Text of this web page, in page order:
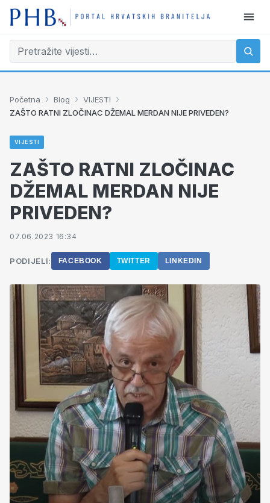
Početna › Blog › VIJESTI ›
ZAŠTO RATNI ZLOČINAC DŽEMAL MERDAN NIJE PRIVEDEN?
VIJESTI
ZAŠTO RATNI ZLOČINAC
DŽEMAL MERDAN NIJE
PRIVEDEN?
07.06.2023 16:34
PODIJELI: FACEBOOK TWITTER LINKEDIN